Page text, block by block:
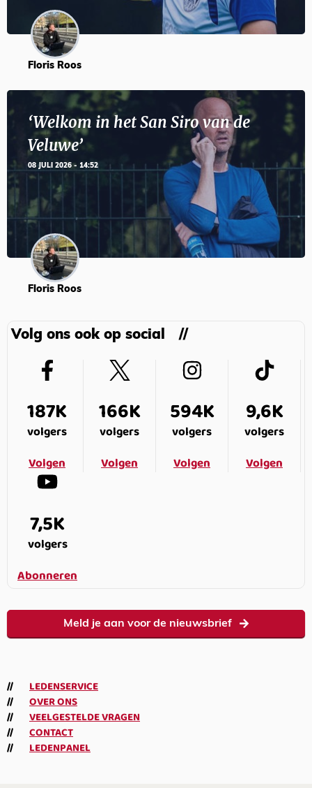
Floris Roos
‘Welkom in het San Siro van de
Veluwe’
08 JULI 2026 - 14:52
Floris Roos
Volg ons ook op social
187K
volgers
Volgen
166K
volgers
Volgen
594K
volgers
Volgen
9,6K
volgers
Volgen
7,5K
volgers
Abonneren
Meld je aan voor de nieuwsbrief
LEDENSERVICE
OVER ONS
VEELGESTELDE VRAGEN
CONTACT
LEDENPANEL